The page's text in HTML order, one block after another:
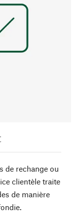
de rechange ou
clientèle traite
de manière